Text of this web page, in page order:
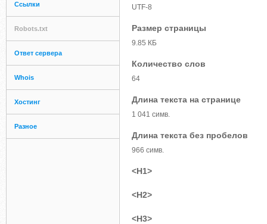
Ссылки
Robots.txt
Ответ сервера
Whois
Хостинг
Разное
UTF-8
Размер страницы
9.85 КБ
Количество слов
64
Длина текста на странице
1 041 симв.
Длина текста без пробелов
966 симв.
<H1>
<H2>
<H3>